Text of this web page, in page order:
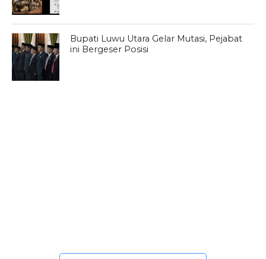
Bupati Luwu Utara Gelar Mutasi, Pejabat
ini Bergeser Posisi